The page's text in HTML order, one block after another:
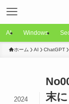
AI Windows
ホーム AI ChatGPT
末
2024